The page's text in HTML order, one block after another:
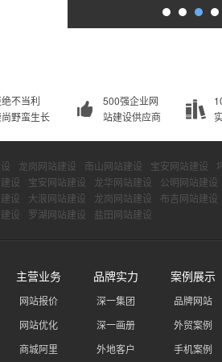
不当利
尚野蛮生长
500强企业网
站建设供应商
龙岗网站建设 南山网站建设 宝安网站建设
设 宝安网站建设 龙华网站建设 公明网站建设
设 大浪网站建设 龙岗网站建设 布吉网站建设
设 罗湖网站建设 盐田网站建设
主营业务
网站报价
网站优化
商城阿里
品牌实力
深一集团
深一画册
外地客户
案例展示
品牌网站
外贸案例
手机案例